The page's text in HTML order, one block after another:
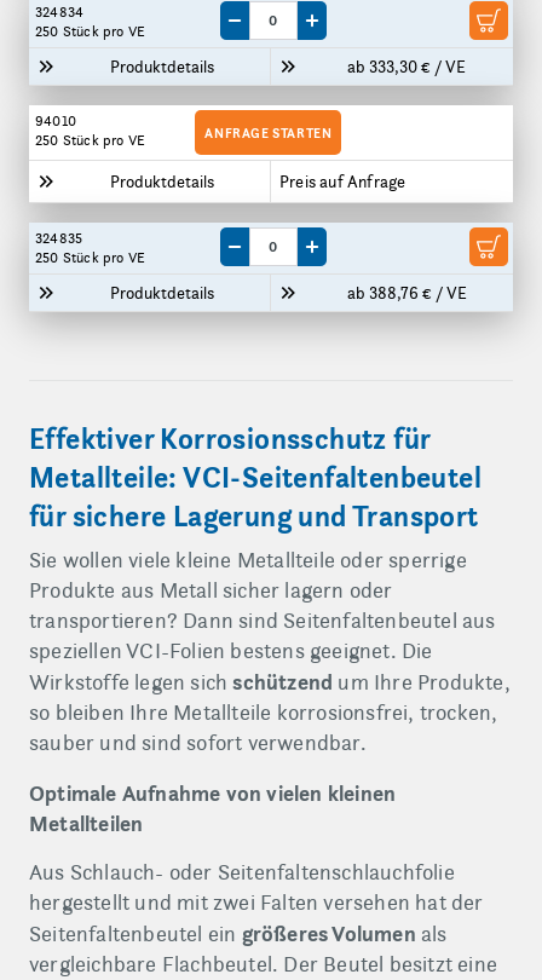
324834
250 Stückpro VE
Produktdetails ab 333,30 € / VE
Menge um eine VE reduzieren
Menge um eine VE erhöhen
94010
250 Stückpro VE
Produktdetails Preis auf Anfrage
ANFRAGE STARTEN
324835
250 Stückpro VE
Produktdetails ab 388,76 € / VE
Menge um eine VE reduzieren
Menge um eine VE erhöhen
Effektiver Korrosionsschutz für
Metallteile: VCI-Seitenfaltenbeutel
für sichere Lagerung und Transport
Sie wollen viele kleine Metallteile oder sperrige
Produkte aus Metall sicher lagern oder
transportieren? Dann sind Seitenfaltenbeutel aus
speziellen VCI-Folien bestens geeignet. Die
Wirkstoffe legen sichschützend um Ihre Produkte,
so bleiben Ihre Metallteile korrosionsfrei, trocken,
sauber und sind sofort verwendbar.
Optimale Aufnahme von vielen kleinen
Metallteilen
Aus Schlauch- oder Seitenfaltenschlauchfolie
hergestellt und mit zwei Falten versehen hat der
Seitenfaltenbeutel ein größeres Volumen als
vergleichbare Flachbeutel. Der Beutel besitzt eine